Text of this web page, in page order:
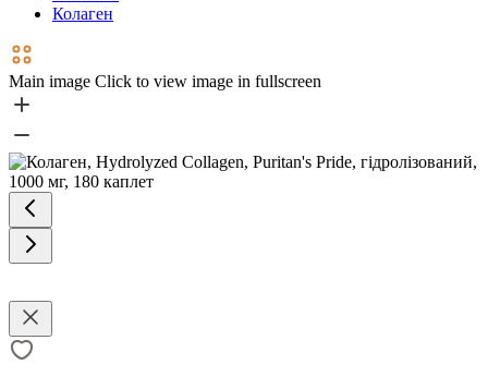
Колаген
Main image Click to view image in fullscreen